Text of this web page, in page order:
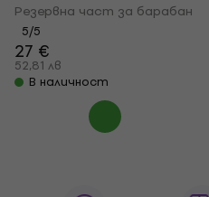
Резервна част за барабан
5/5
27 €
52,81 лв
В наличност